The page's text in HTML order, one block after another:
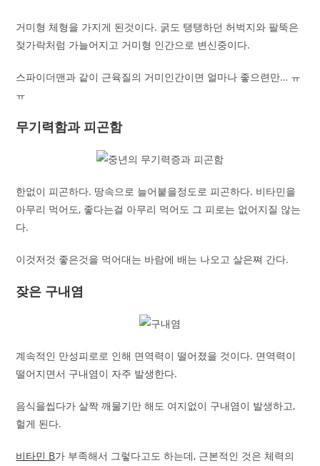
거미형 체형을 가지게 된것이다. 굵도 탱탱하던 허벅지와 팔뚝은
젖가락처럼 가늘어지고 거미형 인간으로 변신중이다.
스파이더맨과 같이 근육질의 거미인간이면 얼마나 좋으련만… ㅠ
ㅠ
무기력함과 피곤함
한없이 피곤하다. 땅속으로 늘어붙을정도로 피곤하다. 비타민을
아무리 먹어도, 좋다는걸 아무리 먹어도 그 피로는 없어지질 않는
다.
이것저것 좋은것을 먹어대는 바람에 배는 나오고 살은쪄 간다.
잦은 구내염
계속적인 만성피로로 인해 면역력이 떨어졌을 것이다. 면역력이
떨어지면서 구내염이 자주 발생한다.
음식을씹다가 살짝 깨물기만 해도 여지없이 구내염이 발생하고,
헐게 된다.
비타민 B가 부족해서 그렇다고도 하는데, 근본적인 것은 체력의